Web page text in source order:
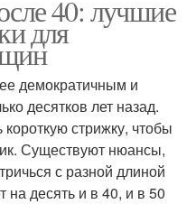
40: лучшие
для
демократичным и
десятков лет назад.
стрижку, чтобы
Существуют нюансы,
с разной длиной
на десять и в 40, и в 50